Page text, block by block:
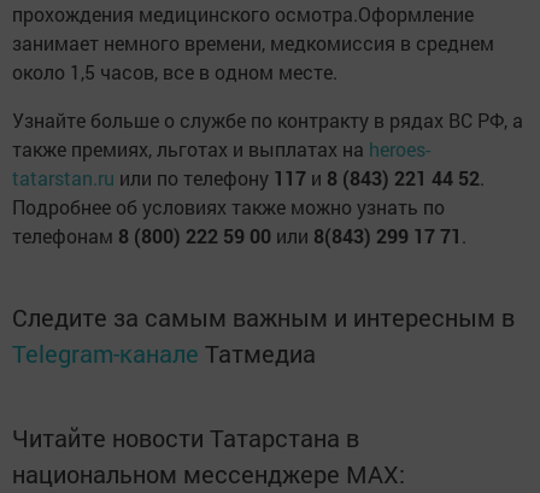
прохождения медицинского осмотра.Оформление
занимает немного времени, медкомиссия в среднем
около 1,5 часов, все в одном месте.
Узнайте больше о службе по контракту в рядах ВС РФ, а
также премиях, льготах и выплатах на heroes-
tatarstan.ru или по телефону 117 и 8 (843) 221 44 52.
Подробнее об условиях также можно узнать по
телефонам 8 (800) 222 59 00 или 8(843) 299 17 71.
Следите за самым важным и интересным в
Telegram-канале Татмедиа
Читайте новости Татарстана в
национальном мессенджере MАХ: